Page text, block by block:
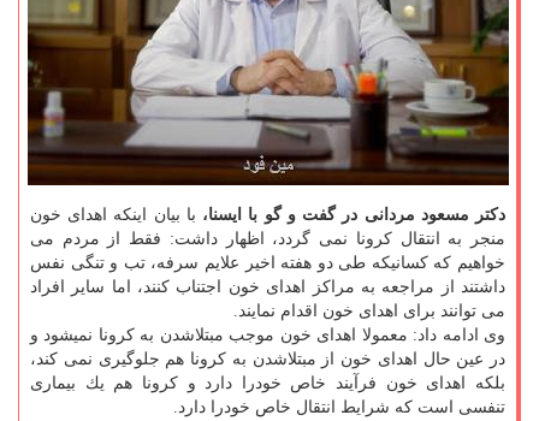
دكتر مسعود مردانی در گفت و گو با ایسنا، با بیان اینكه اهدای خون
منجر به انتقال كرونا نمی گردد، اظهار داشت: فقط از مردم می
خواهیم كه كسانیكه طی دو هفته اخیر علایم سرفه، تب و تنگی نفس
داشتند از مراجعه به مراكز اهدای خون اجتناب كنند، اما سایر افراد
می توانند برای اهدای خون اقدام نمایند.
وی ادامه داد: معمولا اهدای خون موجب مبتلاشدن به كرونا نمیشود و
در عین حال اهدای خون از مبتلاشدن به كرونا هم جلوگیری نمی كند،
بلكه اهدای خون فرآیند خاص خودرا دارد و كرونا هم یك بیماری
تنفسی است كه شرایط انتقال خاص خودرا دارد.